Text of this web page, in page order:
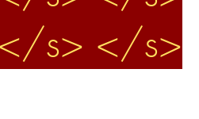
s> </s>